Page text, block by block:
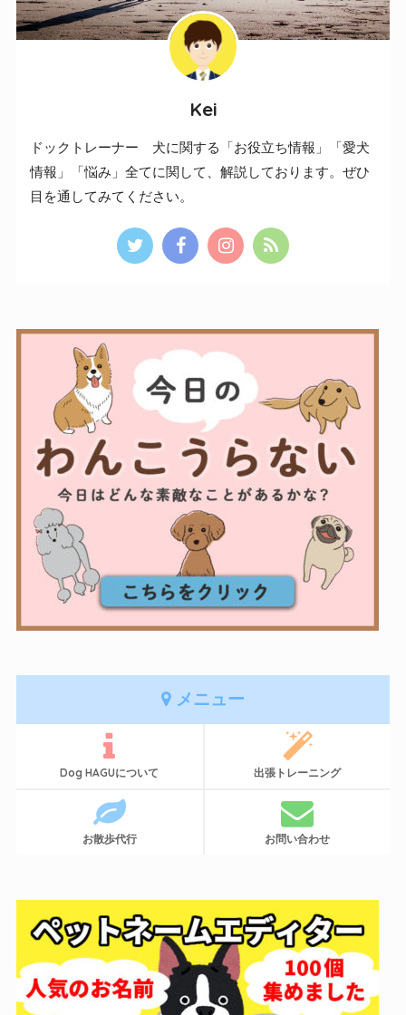
Kei
ドックトレーナー 犬に関する「お役立ち情報」「愛犬
情報」「悩み」全てに関して、解説しております。ぜひ
目を通してみてください。
メニュー
Dog HAGUについて 出張トレーニング
お散歩代行 お問い合わせ